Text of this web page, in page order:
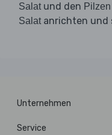
Salatund den Pilzen
Salatanrichten und
Unternehmen
Service